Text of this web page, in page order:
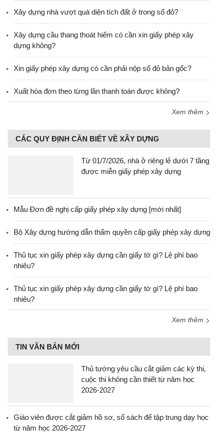
Xây dựng nhà vượt quá diện tích đất ở trong sổ đỏ?
Xây dựng cầu thang thoát hiểm có cần xin giấy phép xây
dựng không?
Xin giấy phép xây dựng có cần phải nộp sổ đỏ bản gốc?
Xuất hóa đơn theo từng lần thanh toán được không?
Xem thêm
CÁC QUY ĐỊNH CẦN BIẾT VỀ XÂY DỰNG
Từ 01/7/2026, nhà ở riêng lẻ dưới 7 tầng
được miễn giấy phép xây dựng
Mẫu Đơn đề nghị cấp giấy phép xây dựng [mới nhất]
Bộ Xây dựng hướng dẫn thẩm quyền cấp giấy phép xây dựng
Thủ tục xin giấy phép xây dựng cần giấy tờ gì? Lệ phí bao
nhiêu?
Thủ tục xin giấy phép xây dựng cần giấy tờ gì? Lệ phí bao
nhiêu?
Xem thêm
TIN VĂN BẢN MỚI
Thủ tướng yêu cầu cắt giảm các kỳ thi,
cuộc thi không cần thiết từ năm học
2026-2027
Giáo viên được cắt giảm hồ sơ, sổ sách để tập trung dạy học
từ năm học 2026-2027